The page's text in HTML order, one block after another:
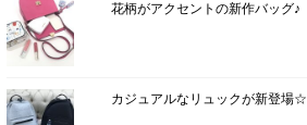
花柄がアクセントの新作バッグ♪
カジュアルなリュックが新登場☆